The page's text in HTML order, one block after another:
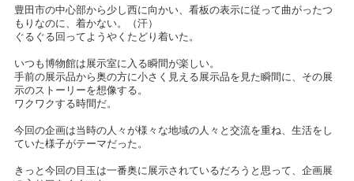
豊田市の中心部から少し西に向かい、看板の表示に従って曲がったつ
もりなのに、着かない。（汗）
ぐるぐる回ってようやくたどり着いた。
いつも博物館は展示室に入る瞬間が楽しい。
手前の展示品から奥の方に小さく見える展示品を見た瞬間に、その展
示のストーリーを想像する。
ワクワクする時間だ。
今回の企画は当時の人々が様々な地域の人々と交流を重ね、生活をし
ていた様子がテーマだった。
きっと今回の目玉は一番奥に展示されているだろうと思って、企画展